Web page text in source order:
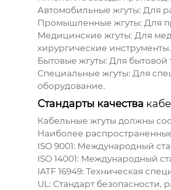
Автомобильные жгуты: Для
Промышленные жгуты: Для
Медицинские жгуты: Для
хирургические инструменты.
Бытовые жгуты: Для бытовой
Специальные жгуты: Для
оборудование.
Стандарты качества
Кабельные жгуты должны
Наиболее
ISO 9001: Международный
ISO 14001: Международный
IATF 16949: Техническая
UL: Стандарт безопасности,